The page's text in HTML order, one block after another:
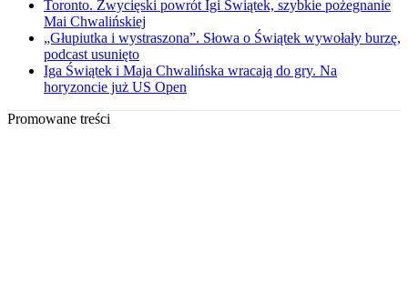
Toronto. Zwycięski powrót Igi Świątek, szybkie pożegnanie
Mai Chwalińskiej
„Głupiutka i wystraszona”. Słowa o Świątek wywołały burzę,
podcast usunięto
Iga Świątek i Maja Chwalińska wracają do gry. Na
horyzoncie już US Open
Promowane treści